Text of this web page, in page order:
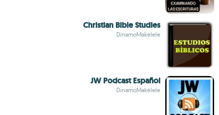
Christian Bible Studies
DinamoMakelele
JW Podcast Español
DinamoMakelele